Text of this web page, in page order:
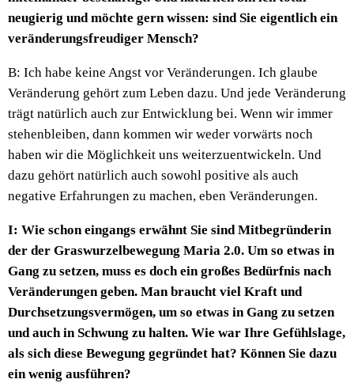
neugierig und möchte gern wissen: sind Sie eigentlich ein
veränderungsfreudiger Mensch?
B: Ich habe keine Angst vor Veränderungen. Ich glaube
Veränderung gehört zum Leben dazu. Und jede Veränderung
trägt natürlich auch zur Entwicklung bei. Wenn wir immer
stehenbleiben, dann kommen wir weder vorwärts noch
haben wir die Möglichkeit uns weiterzuentwickeln. Und
dazu gehört natürlich auch sowohl positive als auch
negative Erfahrungen zu machen, eben Veränderungen.
I: Wie schon eingangs erwähnt Sie sind Mitbegründerin
der der Graswurzelbewegung Maria 2.0. Um so etwas in
Gang zu setzen, muss es doch ein großes Bedürfnis nach
Veränderungen geben. Man braucht viel Kraft und
Durchsetzungsvermögen, um so etwas in Gang zu setzen
und auch in Schwung zu halten. Wie war Ihre Gefühlslage,
als sich diese Bewegung gegründet hat? Können Sie dazu
ein wenig ausführen?